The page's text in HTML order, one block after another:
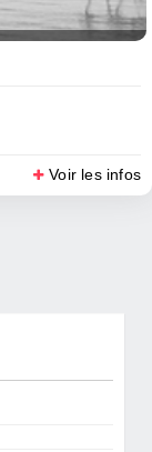
Voir les infos